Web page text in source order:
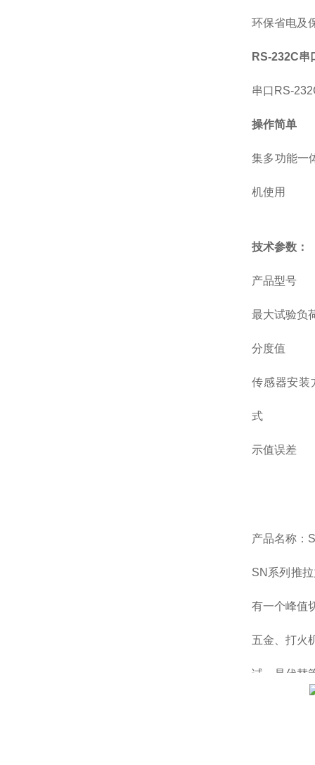
环保省电及
RS-232C串
串口RS-
操作简单
集多功能一
机使用
技术参数：
产品型号
最大试验负
分度值
传感器安装
式
示值误差
产品名称：
SN系列推
有一个峰值
五金、打火
试，是代替